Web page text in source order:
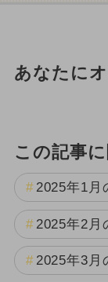
あなたに
この記事
2025年1月
2025年2月
2025年3月